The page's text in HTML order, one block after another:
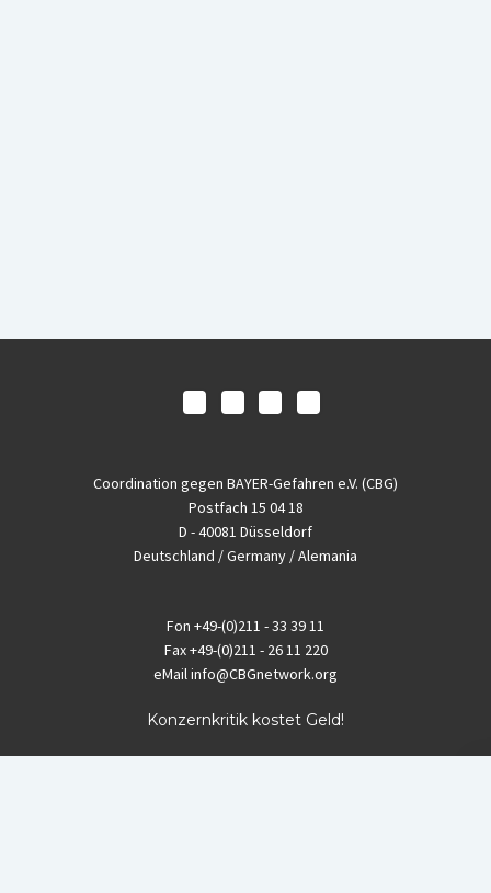
Coordination gegen BAYER-Gefahren e.V. (CBG)
Postfach 15 04 18
D - 40081 Düsseldorf
Deutschland / Germany / Alemania
Fon +49-(0)211 - 33 39 11
Fax+49-(0)211 - 26 11 220
eMailinfo@CBGnetwork.org
Konzernkritik kostet Geld!
EthikBank